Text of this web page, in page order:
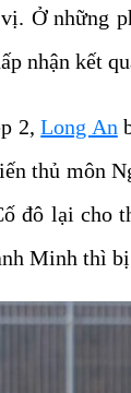
Ở những
nhận kết
2,Long An
thủ môn
đô lại cho
Minh thì